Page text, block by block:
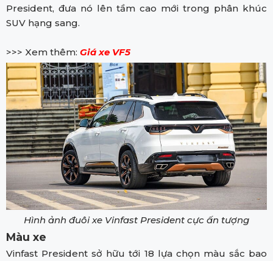
President, đưa nó lên tầm cao mới trong phân khúc
SUV hạng sang.
>>> Xem thêm: Giá xe VF5
Hình ảnh đuôi xe Vinfast President cực ấn tượng
Màu xe
Vinfast President sở hữu tới 18 lựa chọn màu sắc bao